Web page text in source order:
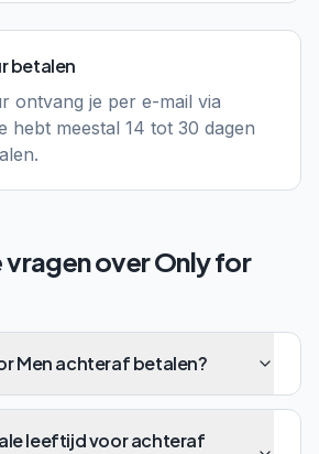
betalen
ontvang je per e-mail via
hebt meestal 14 tot 30 dagen
overOnly for
Men achteraf betalen?
leeftijd voor achteraf